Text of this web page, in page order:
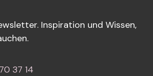
Inspiration und Wissen,
37 14